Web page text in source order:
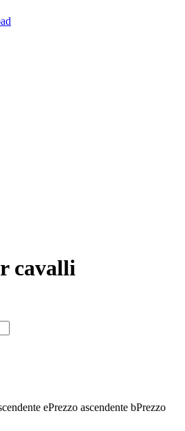
cavalli
ePrezzo ascendente bPrezzo